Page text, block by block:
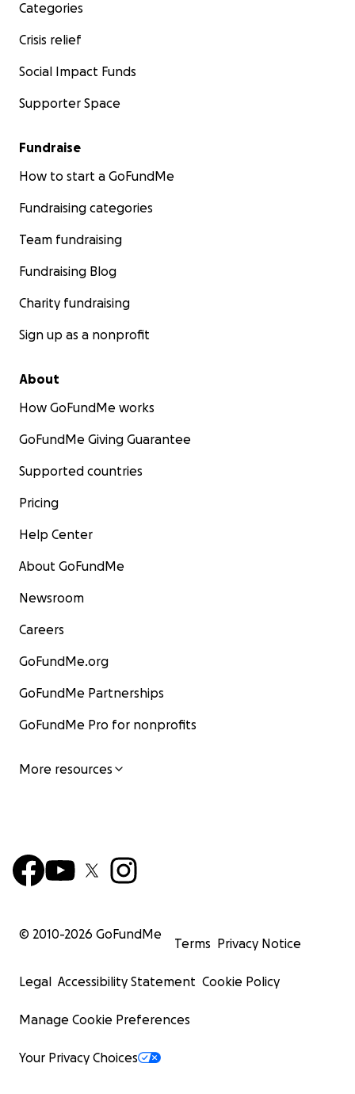
Categories
Crisis relief
Social Impact Funds
Supporter Space
Fundraise
How to start a GoFundMe
Fundraising categories
Team fundraising
Fundraising Blog
Charity fundraising
Sign up as a nonprofit
About
How GoFundMe works
GoFundMe Giving Guarantee
Supported countries
Pricing
Help Center
About GoFundMe
Newsroom
Careers
GoFundMe.org
GoFundMe Partnerships
GoFundMe Pro for nonprofits
More resources
© 2010-2026 GoFundMe
Terms Privacy Notice
Legal Accessibility Statement Cookie Policy
Manage Cookie Preferences
Your Privacy Choices